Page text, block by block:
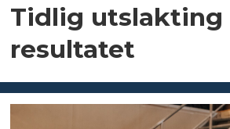
Tidlig utslakting
resultatet